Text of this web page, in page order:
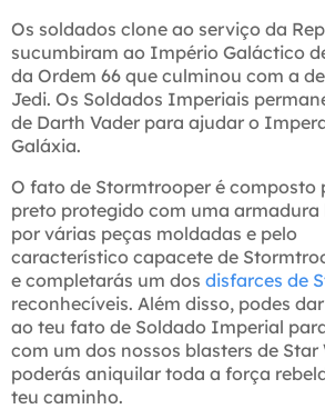
Os soldados clone ao serviço da
sucumbiram ao Império Galáctico
da Ordem 66 que culminou com a
Jedi. Os Soldados Imperiais
de Darth Vader para ajudar o
Galáxia.
O fato de Stormtrooper é composto
preto protegido com uma
por várias peças moldadas e pelo
característico capacete de
e completarás um dos disfarces de
reconhecíveis. Além disso, podes
ao teu fato de Soldado Imperial
com um dos nossos blasters de Star
poderás aniquilar toda a força
teu caminho.